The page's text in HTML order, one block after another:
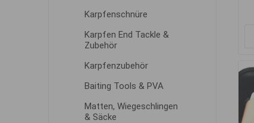
Karpfenschnüre
Karpfen End Tackle &
Zubehör
Karpfenzubehör
Baiting Tools & PVA
Matten, Wiegeschlingen
& Säcke